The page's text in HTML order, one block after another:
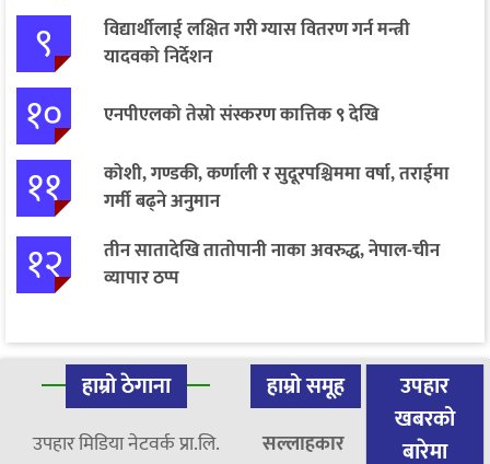
९
विद्यार्थीलाई लक्षित गरी ग्यास वितरण गर्न मन्त्री
यादवको निर्देशन
१० एनपीएलको तेस्रो संस्करण कात्तिक ९ देखि
११
कोशी, गण्डकी, कर्णाली र सुदूरपश्चिममा वर्षा, तराईमा
गर्मी बढ्ने अनुमान
१२
तीन सातादेखि तातोपानी नाका अवरुद्ध, नेपाल-चीन
व्यापार ठप्प
हाम्रो ठेगाना
उपहार मिडिया नेटवर्क प्रा.लि.
हाम्रो समूह
सल्लाहकार
उपहार
खबरको
बारेमा